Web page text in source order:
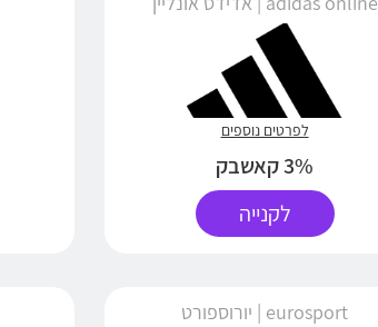
לפרטים נוספים
3% קאשבק
לקנייה
eurosport | יורוספורט